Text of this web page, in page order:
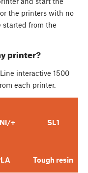
the printers with no
started from the
printer?
interactive 1500
each printer.
+ SL1
Tough resin